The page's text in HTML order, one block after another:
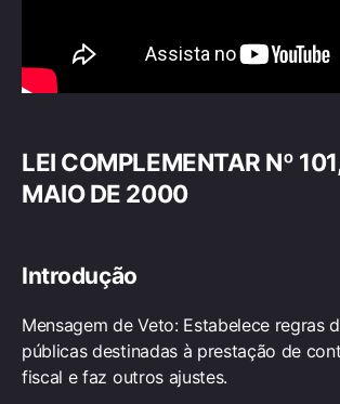
LEI COMPLEMENTAR Nº
MAIO DE 2000
Introdução
Mensagem de Veto: Estabelece regras
públicas destinadas à prestação de
fiscal e faz outros ajustes.